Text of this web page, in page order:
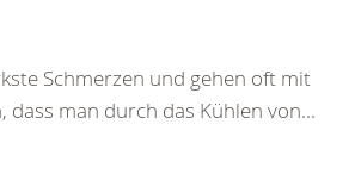
Schmerzen und gehen oft mit
dass man durch das Kühlen von...